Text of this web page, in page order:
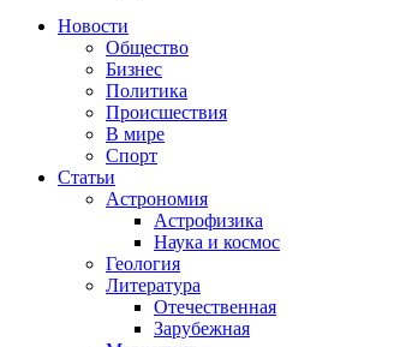
Новости
Общество
Бизнес
Политика
Происшествия
В мире
Спорт
Статьи
Астрономия
Астрофизика
Наука и космос
Геология
Литература
Отечественная
Зарубежная